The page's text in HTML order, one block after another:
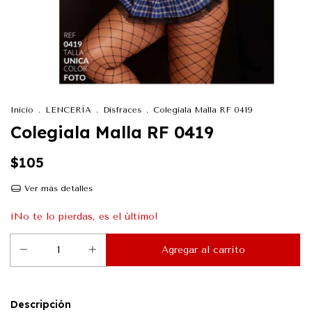
Inicio . LENCERÍA . Disfraces . Colegiala Malla RF 0419
Colegiala Malla RF 0419
$105
Ver más detalles
¡No te lo pierdas, es el último!
Descripción